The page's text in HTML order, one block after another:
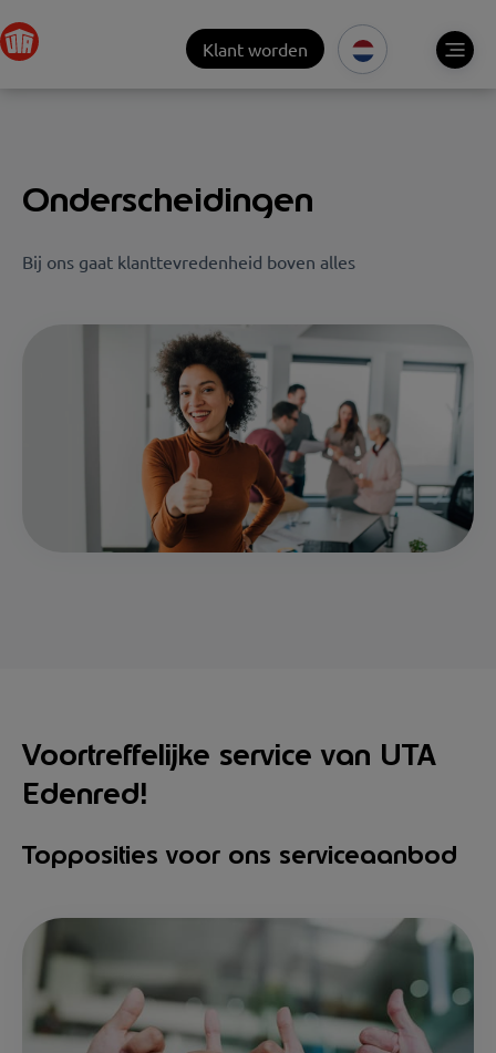
Klant worden
Onderscheidingen
Bij ons gaat klanttevredenheid boven alles
Voortreffelijke service van UTA
Edenred!
Topposities voor ons serviceaanbod